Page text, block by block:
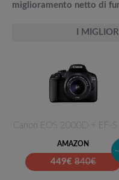
miglioramento netto di
I
AMAZON
449€ 840€